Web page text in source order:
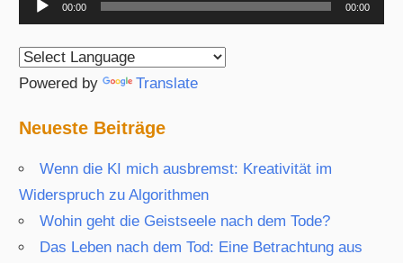
Player
00:00 00:00
Powered by Translate
Neueste Beiträge
Wenn die KI mich ausbremst: Kreativität im
Widerspruch zu Algorithmen
Wohin geht die Geistseele nach dem Tode?
Das Leben nach dem Tod: Eine Betrachtung aus